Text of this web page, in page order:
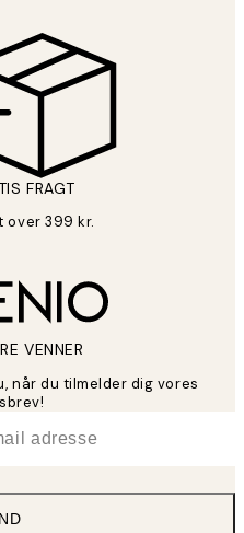
FRAGT
over 399 kr.
VENNER
når du tilmelder dig vores